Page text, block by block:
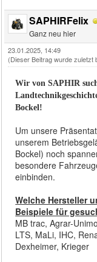
SAPHIRFelix
Ganz neu hier
23.01.2025, 14:49
(Dieser Beitrag wurde
Wir von SAPHIR
Bockel!
Um unsere
unserem
Bockel) noch
besondere
einbinden.
Welche Hersteller
Beispiele für
MB trac, Agrar-
LTS, MaLi, IHC,
Dexheimer, Krieger